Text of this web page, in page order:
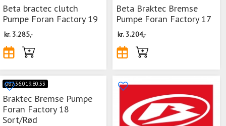
Beta bractec clutch
Pumpe Foran Factory 19
kr. 3.285,-
Beta Braktec Bremse
Pumpe Foran Factory 17
kr. 3.204,-
007.36.019.80.53
Braktec Bremse Pumpe
Foran Factory 18
Sort/Rød